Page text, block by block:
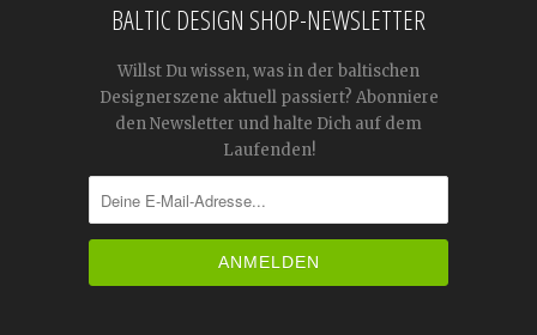
BALTIC DESIGN SHOP-NEWSLETTER
Willst Du wissen, was in der baltischen
Designerszene aktuell passiert? Abonniere
den Newsletter und halte Dich auf dem
Laufenden!